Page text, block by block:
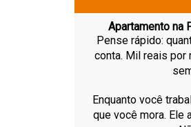
Apartamento na
Pense rápido:
conta. Mil reais por
Enquanto você
que você mora. Ele